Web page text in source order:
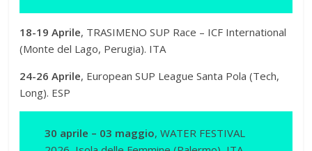
18-19 Aprile, TRASIMENO SUP Race – ICF International
(Monte del Lago, Perugia). ITA
24-26 Aprile, European SUP League Santa Pola (Tech,
Long). ESP
30 aprile – 03 maggio, WATER FESTIVAL